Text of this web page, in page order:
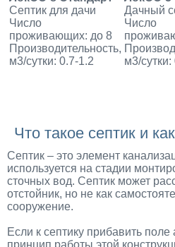
Септик для дачи
Число
проживающих: до 8
Производительность,
м3/сутки: 0.7-1.2
Дачный
Число
м3/
Что такое септик и
Септик – это элемент
используется на стадии
сточных вод. Септик может
отстойник, но не как
сооружение.
Если к септику прибавить
принцип работы этой